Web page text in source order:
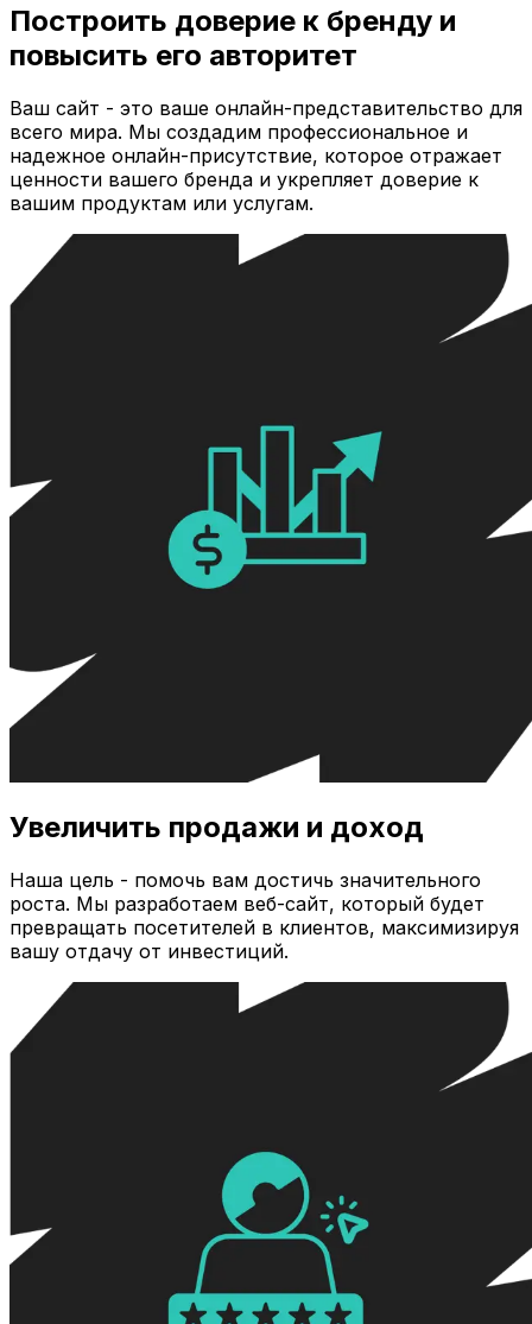
Построить доверие к бренду и
повысить его авторитет
Ваш сайт - это ваше онлайн-представительство для
всего мира. Мы создадим профессиональное и
надежное онлайн-присутствие, которое отражает
ценности вашего бренда и укрепляет доверие к
вашим продуктам или услугам.
Увеличить продажи и доход
Наша цель - помочь вам достичь значительного
роста. Мы разработаем веб-сайт, который будет
превращать посетителей в клиентов, максимизируя
вашу отдачу от инвестиций.